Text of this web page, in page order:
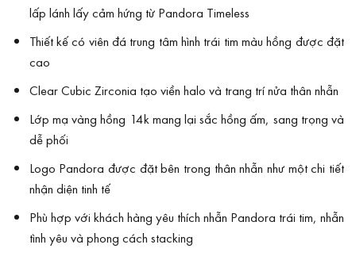
lấp lánh lấy cảm hứng từ Pandora Timeless
Thiết kế có viên đá trung tâm hình trái tim màu hồng được đặt
cao
Clear Cubic Zirconia tạo viền halo và trang trí nửa thân nhẫn
Lớp mạ vàng hồng 14k mang lại sắc hồng ấm, sang trọng và
dễ phối
Logo Pandora được đặt bên trong thân nhẫn như một chi tiết
nhận diện tinh tế
Phù hợp với khách hàng yêu thích nhẫn Pandora trái tim, nhẫn
tình yêu và phong cách stacking